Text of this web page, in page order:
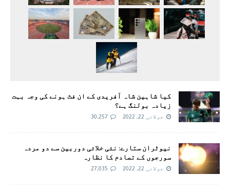
کیا شاہین شاہ آفریدی کے ان فٹ ہونے کی وجہ بہت
زیادہ بولنگ ہے؟
جولائی 22, 2022 30,257
نیوٹران ستارے: نئی خلائی دوربین سے دو مردہ
سورجوں کے تصادم کا نظارہ
جولائی 22, 2022 27,035